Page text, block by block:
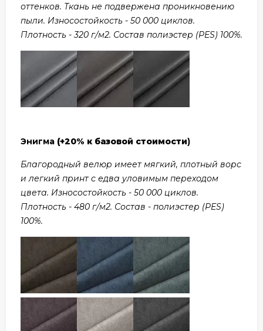
оттенков. Ткань не подвержена проникновению
пыли. Износостойкость - 50 000 циклов.
Плотность - 320 г/м2. Состав полиэстер (PES) 100%.
Энигма (+20% к базовой стоимости)
Благородный велюр имеет мягкий, плотный ворс
и легкий принт с едва уловимым переходом
цвета. Износостойкость - 50 000 циклов.
Плотность - 480 г/м2. Состав - полиэстер (PES)
100%.